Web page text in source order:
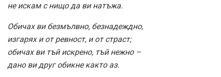
не искам с нищо да ви натъжа.
Обичах ви безмълвно, безнадеждно,
изгарях и от ревност, и от страст;
обичах ви тъй искрено, тъй нежно –
дано ви друг обикне както аз.